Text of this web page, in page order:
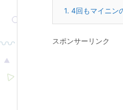
1. 4回もマイニン
スポンサーリンク